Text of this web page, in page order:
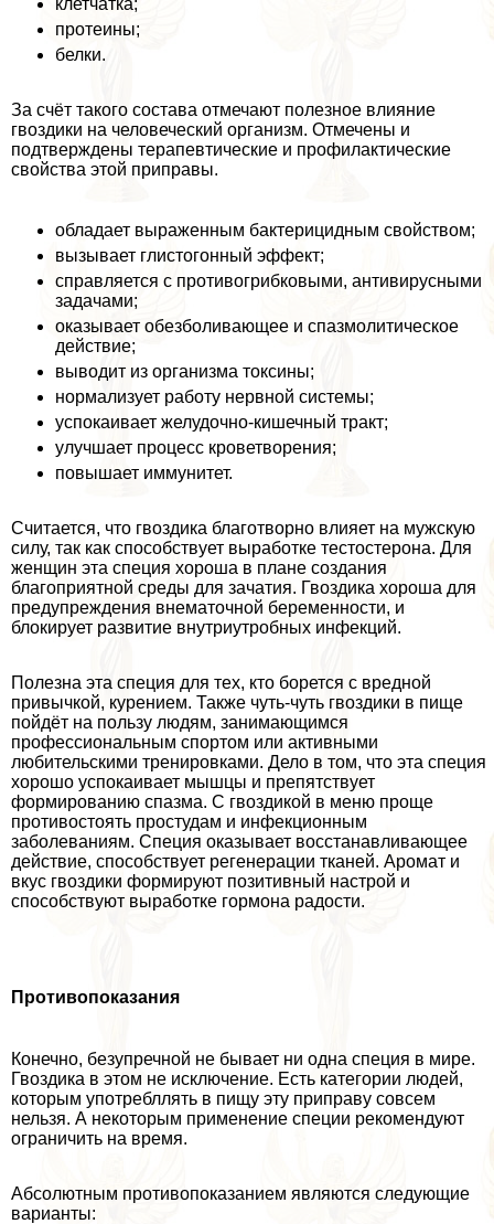
клетчатка;
протеины;
белки.
За счёт такого состава отмечают полезное влияние
гвоздики на человеческий организм. Отмечены и
подтверждены терапевтические и профилактические
свойства этой приправы.
обладает выраженным бактерицидным свойством;
вызывает глистогонный эффект;
справляется с противогрибковыми, антивирусными
задачами;
оказывает обезболивающее и спазмолитическое
действие;
выводит из организма токсины;
нормализует работу нервной системы;
успокаивает желудочно-кишечный тpaкт;
улучшает процесс кроветворения;
повышает иммунитет.
Считается, что гвоздика благотворно влияет на мужскую
силу, так как способствует выработке тестостерона. Для
женщин эта специя хороша в плане создания
благоприятной среды для зачатия. Гвоздика хороша для
предупреждения внематочной беременности, и
блокирует развитие внутриутробных инфекций.
Полезна эта специя для тех, кто борется с вредной
привычкой, курением. Также чуть-чуть гвоздики в пище
пойдёт на пользу людям, занимающимся
профессиональным спортом или активными
любительскими тренировками. Дело в том, что эта специя
хорошо успокаивает мышцы и препятствует
формированию спазма. С гвоздикой в меню проще
противостоять простудам и инфекционным
заболеваниям. Специя оказывает восстанавливающее
действие, способствует регенерации тканей. Аромат и
вкус гвоздики формируют позитивный настрой и
способствуют выработке гормона радости.
Противопоказания
Конечно, безупречной не бывает ни одна специя в мире.
Гвоздика в этом не исключение. Есть категории людей,
которым употрeбллять в пищу эту приправу совсем
нельзя. А некоторым применение специи рекомендуют
ограничить на время.
Абсолютным противопоказанием являются следующие
варианты: